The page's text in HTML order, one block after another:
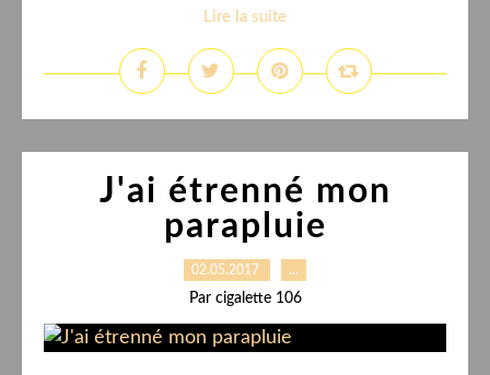
Lire la suite
J'ai étrenné mon
parapluie
02.05.2017 …
Par cigalette 106